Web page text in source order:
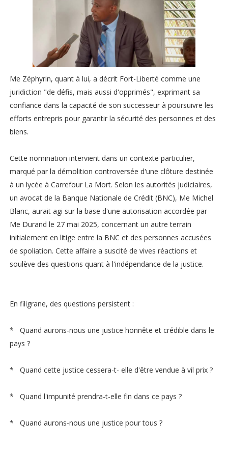
Me Zéphyrin, quant à lui, a décrit Fort-Liberté comme une
juridiction "de défis, mais aussi d'opprimés", exprimant sa
confiance dans la capacité de son successeur à poursuivre les
efforts entrepris pour garantir la sécurité des personnes et des
biens.
Cette nomination intervient dans un contexte particulier,
marqué par la démolition controversée d'une clôture destinée
à un lycée à Carrefour La Mort. Selon les autorités judiciaires,
un avocat de la Banque Nationale de Crédit (BNC), Me Michel
Blanc, aurait agi sur la base d'une autorisation accordée par
Me Durand le 27 mai 2025, concernant un autre terrain
initialement en litige entre la BNC et des personnes accusées
de spoliation. Cette affaire a suscité de vives réactions et
soulève des questions quant à l'indépendance de la justice.
En filigrane, des questions persistent :
* Quand aurons-nous une justice honnête et crédible dans le
pays ?
* Quand cette justice cessera-t- elle d'être vendue à vil prix ?
* Quand l'impunité prendra-t-elle fin dans ce pays ?
* Quand aurons-nous une justice pour tous ?